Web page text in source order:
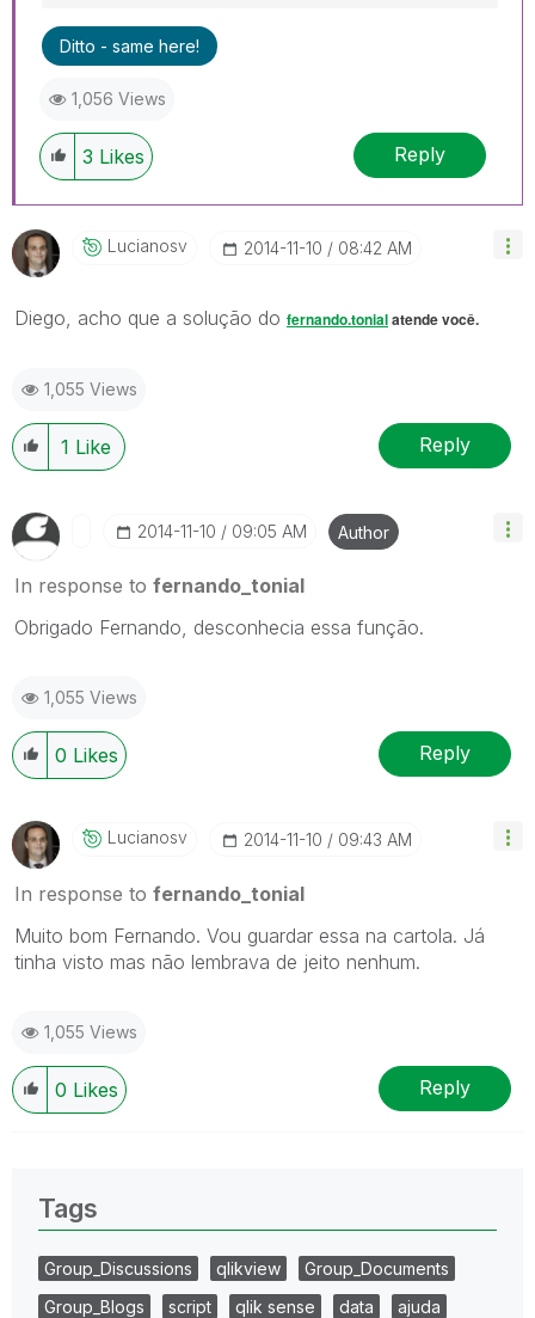
Ditto - same here!
1,056 Views
3 Likes Reply
Lucianosv ‎2014-11-10 08:42 AM
Diego, acho que a solução do fernando.tonialatende você.
1,055 Views
1 Like Reply
‎2014-11-10 09:05 AM Author
In response to fernando_tonial
Obrigado Fernando, desconhecia essa função.
1,055 Views
0 Likes Reply
Lucianosv ‎2014-11-10 09:43 AM
In response to fernando_tonial
Muito bom Fernando. Vou guardar essa na cartola. Já
tinha visto mas não lembrava de jeito nenhum.
1,055 Views
0 Likes Reply
Tags
Group_Discussions qlikview
Group_Documents
Group_Blogs
script qlik sense data
ajuda